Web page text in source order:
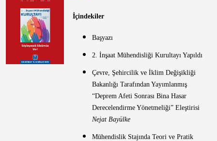
İçindekiler
Başyazı
2. İnşaat Mühendisliği Kurultayı Yapıldı
Çevre, Şehircilik ve İklim Değişikliği
Bakanlığı Tarafından Yayımlanmış
“Deprem Afeti Sonrası Bina Hasar
Derecelendirme Yönetmeliği” Eleştirisi
Nejat Bayülke
Mühendislik Stajında Teori ve Pratik